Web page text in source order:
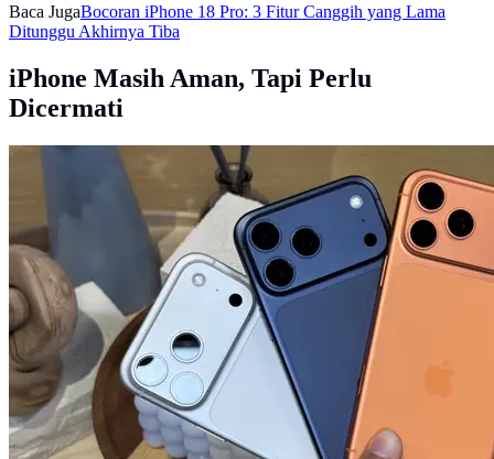
Baca JugaBocoran iPhone 18 Pro: 3 Fitur Canggih yang Lama
Ditunggu Akhirnya Tiba
iPhone Masih Aman, Tapi Perlu
Dicermati